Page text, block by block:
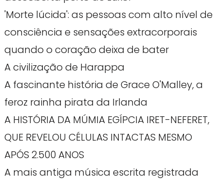
'Morte lúcida': as pessoas com alto nível de
consciência e sensações extracorporais
quando o coração deixa de bater
A civilização de Harappa
A fascinante história de Grace O'Malley, a
feroz rainha pirata da Irlanda
A HISTÓRIA DA MÚMIA EGÍPCIA IRET-NEFERET,
QUE REVELOU CÉLULAS INTACTAS MESMO
APÓS 2.500 ANOS
A mais antiga música escrita registrada